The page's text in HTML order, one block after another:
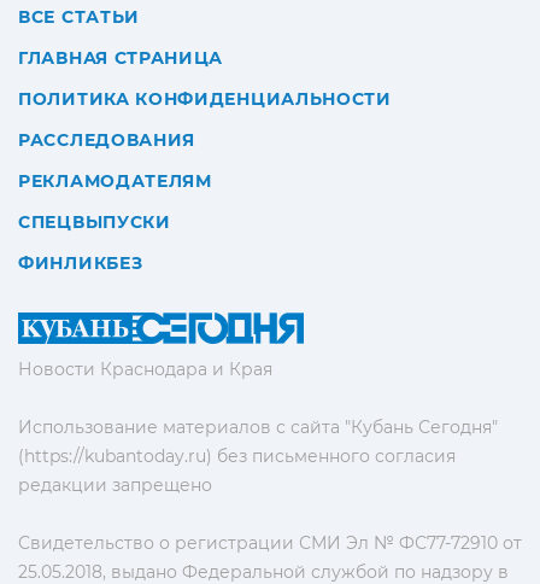
Новости Краснодара и Края
Использование материалов с сайта "Кубань Сегодня"
(https://kubantoday.ru) без письменного согласия
редакции запрещено
Свидетельство о регистрации СМИ Эл № ФС77-72910 от
25.05.2018, выдано Федеральной службой по надзору в
ВСЕ СТАТЬИ
ГЛАВНАЯ СТРАНИЦА
ПОЛИТИКА КОНФИДЕНЦИАЛЬНОСТИ
РАССЛЕДОВАНИЯ
РЕКЛАМОДАТЕЛЯМ
СПЕЦВЫПУСКИ
ФИНЛИКБЕЗ